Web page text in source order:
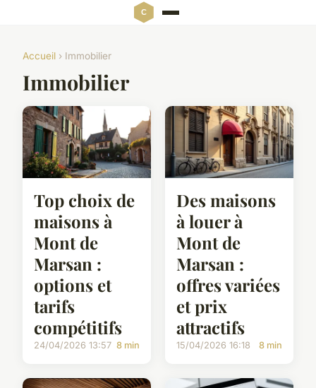
Accueil › Immobilier
Immobilier
Top choix de
maisons à
Mont de
Marsan :
options et
tarifs
compétitifs
24/04/2026 13:57 8 min
Des maisons
à louer à
Mont de
Marsan :
offres variées
et prix
attractifs
15/04/2026 16:18 8 min